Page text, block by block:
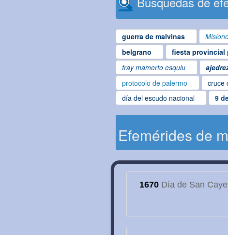
guerra de malvinas
belgrano
fiesta provincial
fray mamerto esquiu
protocolo de palermo
cruce
día del escudo nacional
9
Efemérides de
1670 Día de San